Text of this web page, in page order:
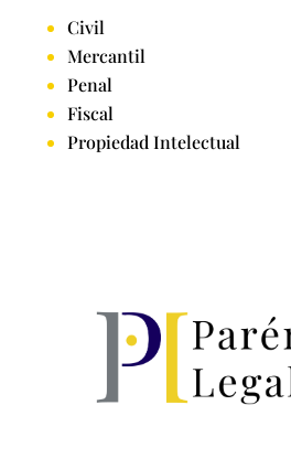
Civil
Mercantil
Penal
Fiscal
Propiedad Intelectual